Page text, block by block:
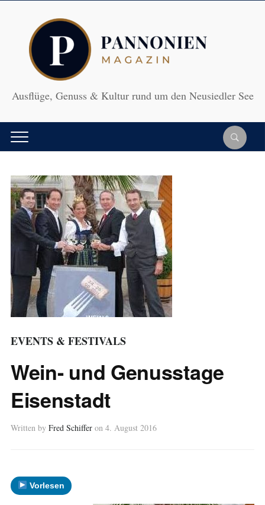
Ausflüge, Genuss & Kultur rund um den Neusiedler See
EVENTS & FESTIVALS
Wein- und Genusstage
Eisenstadt
Written by Fred Schiffer on 4. August 2016
Vorlesen